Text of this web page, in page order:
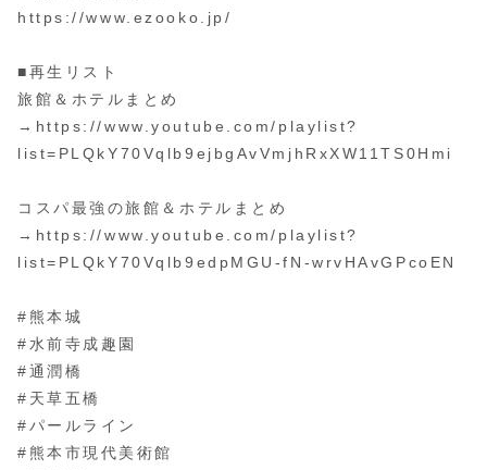
https://www.ezooko.jp/
■再生リスト
旅館＆ホテルまとめ
→https://www.youtube.com/playlist?
list=PLQkY70Vqlb9ejbgAvVmjhRxXW11TS0Hmi
コスパ最強の旅館＆ホテルまとめ
→https://www.youtube.com/playlist?
list=PLQkY70Vqlb9edpMGU-fN-wrvHAvGPcoEN
#熊本城
#水前寺成趣園
#通潤橋
#天草五橋
#パールライン
#熊本市現代美術館